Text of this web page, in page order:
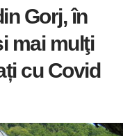
Gorj, în
mai mulţi
cu Covid